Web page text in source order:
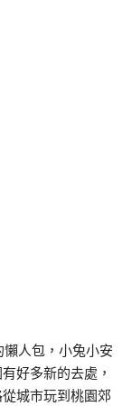
懶人包，小兔小安
好多新的去處，
城市玩到桃園郊